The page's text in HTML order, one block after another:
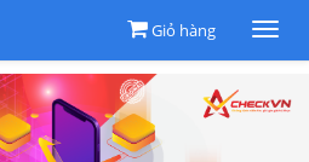
Giỏ hàng